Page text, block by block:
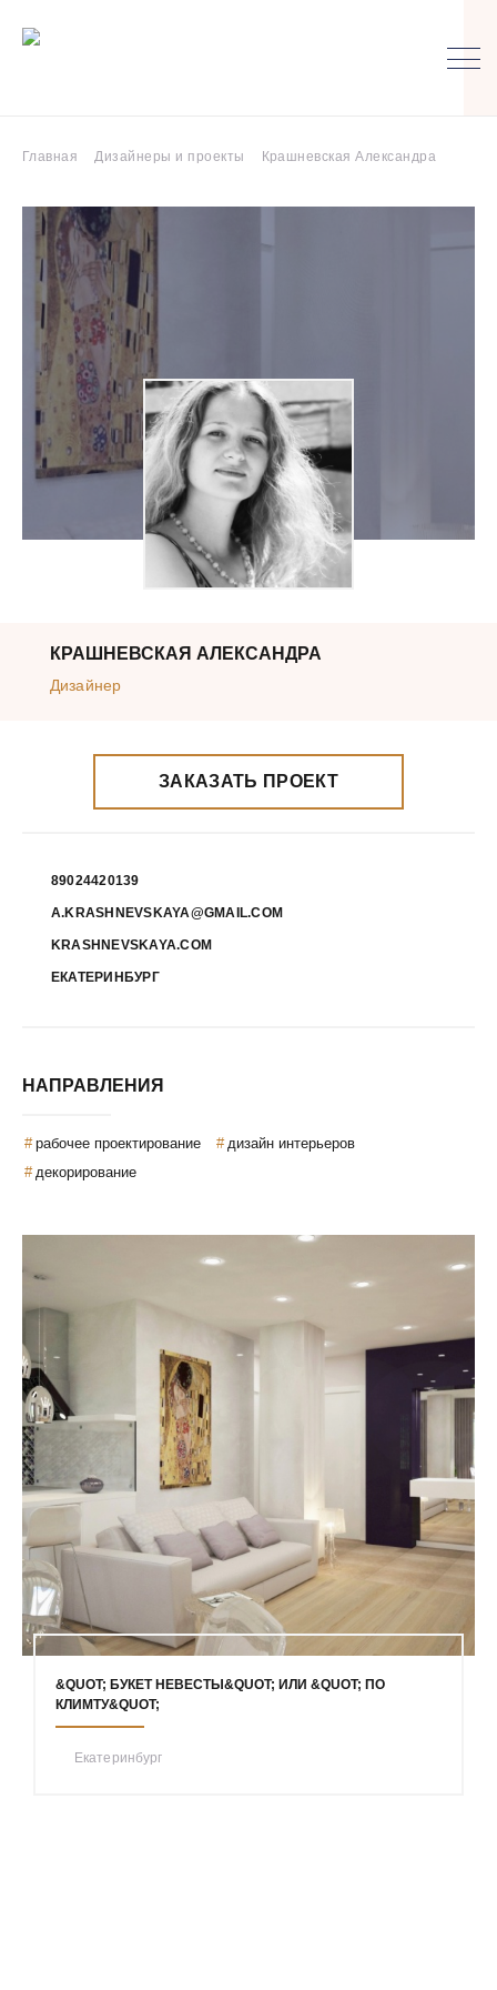
Главная Дизайнеры и проекты Крашневская Александра
КРАШНЕВСКАЯ АЛЕКСАНДРА
Дизайнер
ЗАКАЗАТЬ ПРОЕКТ
89024420139
A.KRASHNEVSKAYA@GMAIL.COM
KRASHNEVSKAYA.COM
ЕКАТЕРИНБУРГ
НАПРАВЛЕНИЯ
рабочее проектирование
дизайн интерьеров
декорирование
&QUOT; БУКЕТ НЕВЕСТЫ&QUOT; ИЛИ &QUOT; ПО
КЛИМТУ&QUOT;
Екатеринбург